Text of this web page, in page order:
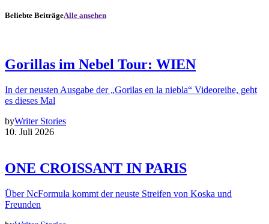
Beliebte BeiträgeAlle ansehen
Gorillas im Nebel Tour: WIEN
In der neusten Ausgabe der „Gorilas en la niebla“ Videoreihe, geht
es dieses Mal
byWriter Stories
10. Juli 2026
ONE CROISSANT IN PARIS
Über NcFormula kommt der neuste Streifen von Koska und
Freunden